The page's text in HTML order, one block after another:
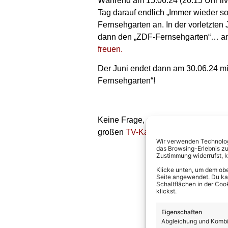
Wir verwenden
das Browsing-Erlebnis
Zustimmung widerrufst,
Klicke unten, um dem
Seite angewendet. Du
Schaltflächen in der
klickst.
Eigenschaften
Abgleichung und
Tag darauf endlich „Immer wieder
Fernsehgarten an. In der vorletzten
dann den „ZDF-Fernsehgarten“…
freuen.
Der Juni endet dann am 30.06.24
Fernsehgarten“!
Keine Frage, der Juni ist voller
großen TV-Kalender